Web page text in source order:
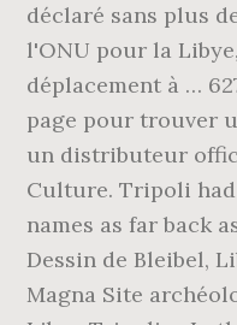
déclaré sans plus
l'ONU pour la
déplacement à …
page pour trouver
un distributeur
Culture. Tripoli
names as far back
Dessin de Bleibel,
Magna Site